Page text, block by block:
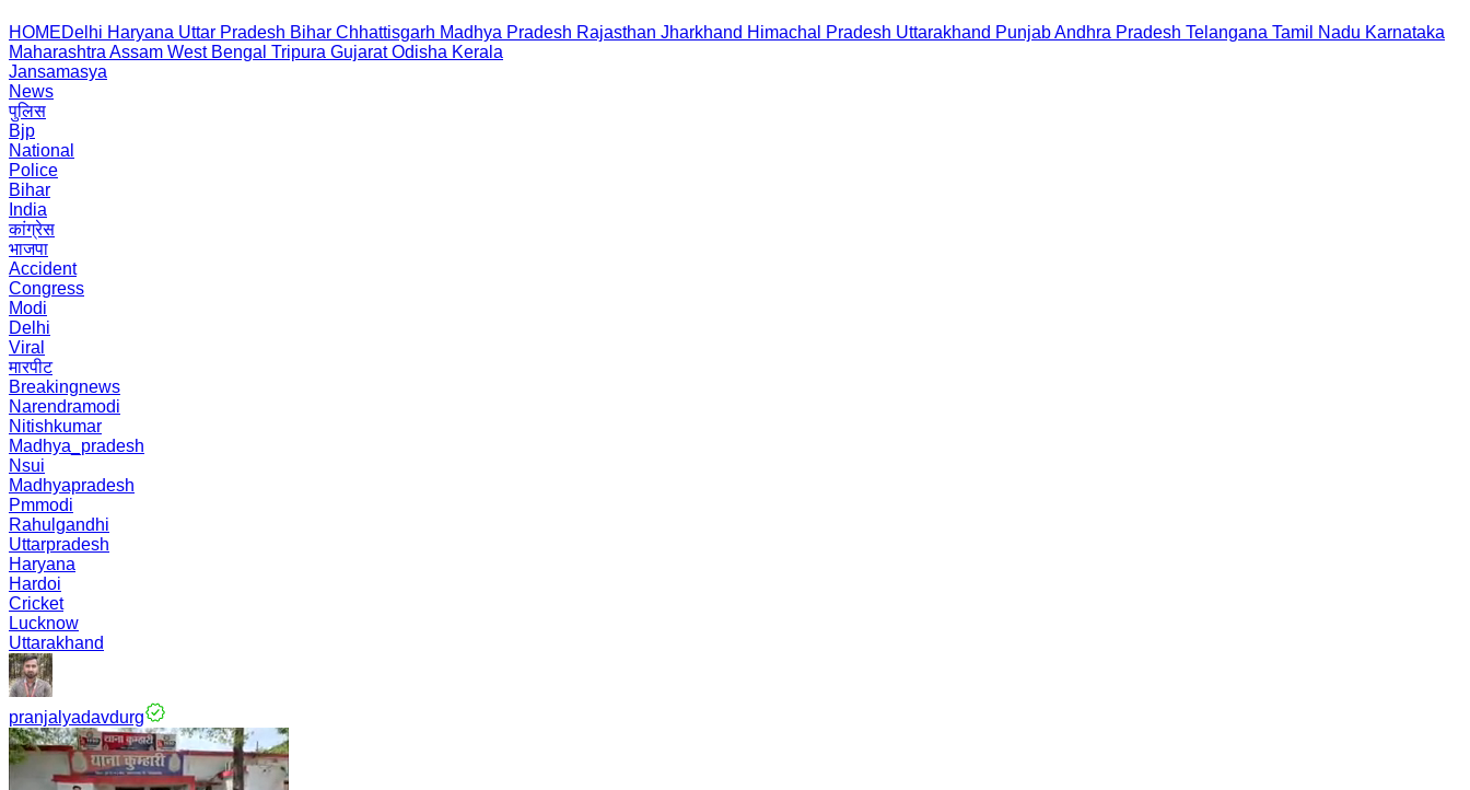
HOMEDelhi Haryana Uttar Pradesh Bihar Chhattisgarh Madhya Pradesh Rajasthan Jharkhand Himachal Pradesh Uttarakhand PunjabAndhra Pradesh Telangana Tamil Nadu Karnataka
Maharashtra Assam West Bengal Tripura Gujarat Odisha Kerala
Jansamasya
News
पुलिस
Bjp
National
Police
Bihar
India
कांग्रेस
भाजपा
Accident
Congress
Modi
Delhi
Viral
मारपीट
Breakingnews
Narendramodi
Nitishkumar
Madhya_pradesh
Nsui
Madhyapradesh
Pmmodi
Rahulgandhi
Uttarpradesh
Haryana
Hardoi
Cricket
Lucknow
Uttarakhand
pranjalyadavdurg